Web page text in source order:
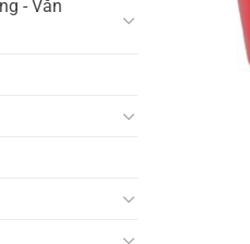
- Văn